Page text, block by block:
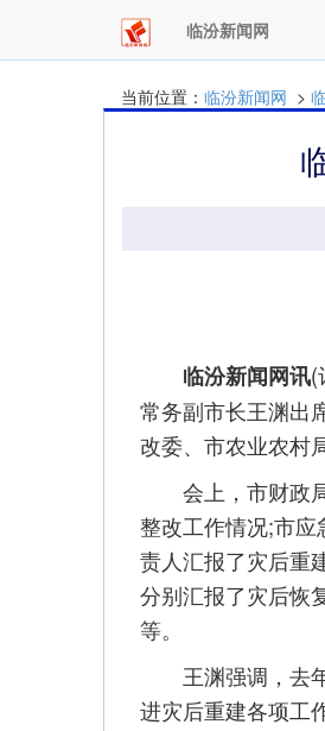
临汾新闻网
当前位置： 临汾新闻网 >
临汾新闻网讯(
常务副市长王渊出
改委、市农业农村
会上，市财政局
整改工作情况;市
责人汇报了灾后重
分别汇报了灾后恢
等。
王渊强调，去年
进灾后重建各项工